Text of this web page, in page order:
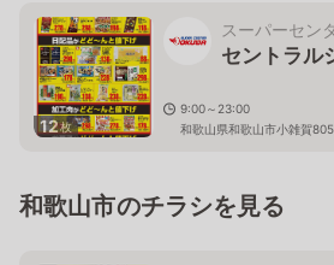
12枚
スーパーセン
セントラル
9:00～23:00
和歌山県和歌山市小雑賀
和歌山市のチラシを見る